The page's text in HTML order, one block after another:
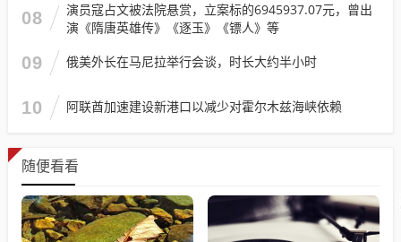
08
演员寇占文被法院悬赏，立案标的6945937.07元，曾出
演《隋唐英雄传》《逐玉》《镖人》等
09 俄美外长在马尼拉举行会谈，时长大约半小时
10 阿联酋加速建设新港口以减少对霍尔木兹海峡依赖
随便看看